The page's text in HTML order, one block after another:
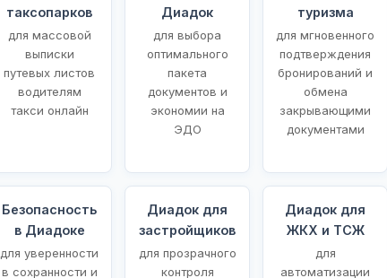
таксопарков
для массовой
выписки
путевых листов
водителям
такси онлайн
Диадок
для выбора
оптимального
пакета
документов и
экономии на
ЭДО
туризма
для мгновенного
подтверждения
бронирований и
обмена
закрывающими
документами
Безопасность
в Диадоке
для уверенности
в сохранности и
Диадок для
застройщиков
для прозрачного
контроля
Диадок для
ЖКХ и ТСЖ
для
автоматизации